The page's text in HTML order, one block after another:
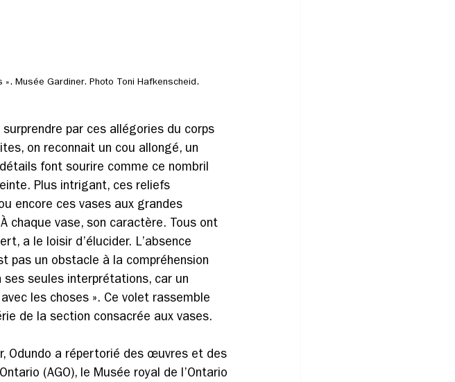
Musée Gardiner. Photo Toni Hafkenscheid.
par ces allégories du corps
on reconnait un cou allongé, un
font sourire comme ce nombril
Plus intrigant, ces reliefs
encore ces vases aux grandes
chaque vase, son caractère. Tous ont
a le loisir d’élucider. L’absence
pas un obstacle à la compréhension
seules interprétations, car un
les choses ». Ce volet rassemble
de la section consacrée aux vases.
Odundo a répertorié des œuvres et des
(AGO), le Musée royal de l’Ontario